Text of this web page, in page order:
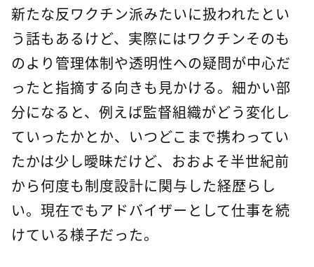
新たな反ワクチン派みたいに扱われたとい
う話もあるけど、実際にはワクチンそのも
のより管理体制や透明性への疑問が中心だ
ったと指摘する向きも見かける。細かい部
分になると、例えば監督組織がどう変化し
ていったかとか、いつどこまで携わってい
たかは少し曖昧だけど、おおよそ半世紀前
から何度も制度設計に関与した経歴らし
い。現在でもアドバイザーとして仕事を続
けている様子だった。